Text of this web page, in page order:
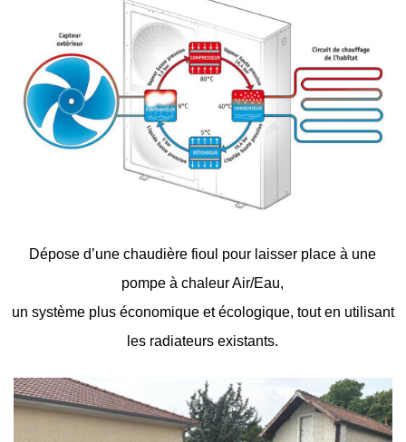
Dépose d’une chaudière fioul pour laisser place à une
pompe à chaleur Air/Eau,
un système plus économique et écologique, tout en utilisant
les radiateurs existants.